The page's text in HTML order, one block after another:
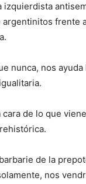
izquierdista
argentinitos frente
nunca, nos
cara de lo que
de la
nos